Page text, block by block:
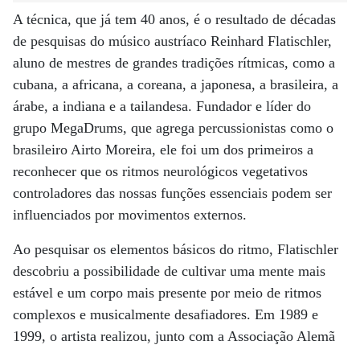
A técnica, que já tem 40 anos, é o resultado de décadas
de pesquisas do músico austríaco Reinhard Flatischler,
aluno de mestres de grandes tradições rítmicas, como a
cubana, a africana, a coreana, a japonesa, a brasileira, a
árabe, a indiana e a tailandesa. Fundador e líder do
grupo MegaDrums, que agrega percussionistas como o
brasileiro Airto Moreira, ele foi um dos primeiros a
reconhecer que os ritmos neurológicos vegetativos
controladores das nossas funções essenciais podem ser
influenciados por movimentos externos.
Ao pesquisar os elementos básicos do ritmo, Flatischler
descobriu a possibilidade de cultivar uma mente mais
estável e um corpo mais presente por meio de ritmos
complexos e musicalmente desafiadores. Em 1989 e
1999, o artista realizou, junto com a Associação Alemã